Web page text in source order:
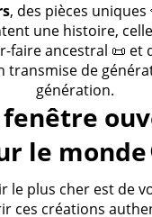
, des pièces uniques
une histoire,
faire ancestral 📜 et
transmise de
génération.
fenêtre
le monde
le plus cher est de
ces créations